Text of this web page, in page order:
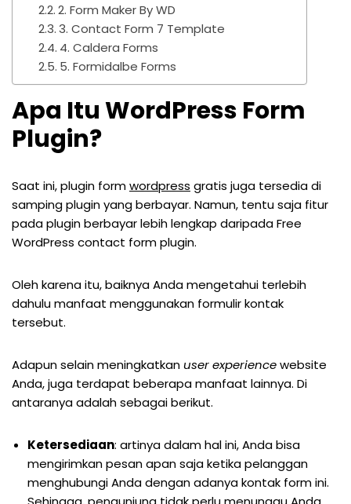
2. Form Maker By WD
3. Contact Form 7 Template
4. Caldera Forms
5. Formidalbe Forms
Apa Itu WordPress Form
Plugin?
Saat ini, plugin formwordpress gratis juga tersedia di
samping plugin yang berbayar. Namun, tentu saja fitur
pada plugin berbayar lebih lengkap daripada Free
WordPress contact form plugin.
Oleh karena itu, baiknya Anda mengetahui terlebih
dahulu manfaat menggunakan formulir kontak
tersebut.
Adapun selain meningkatkanuser experiencewebsite
Anda, juga terdapat beberapa manfaat lainnya. Di
antaranya adalah sebagai berikut.
Ketersediaan: artinya dalam hal ini, Anda bisa
mengirimkan pesan apan saja ketika pelanggan
menghubungi Anda dengan adanya kontak form ini.